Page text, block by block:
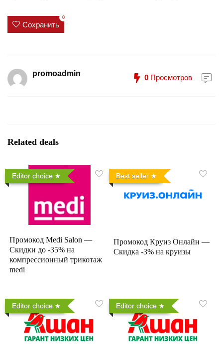
Сохранить
0
promoadmin 0 Просмотров
Related deals
Editor choice
Промокод Medi Salon —
Скидки до -35% на
компрессионный трикотаж
medi
Best seller
Промокод Круиз Онлайн —
Скидка -3% на круизы
Editor choice Editor choice